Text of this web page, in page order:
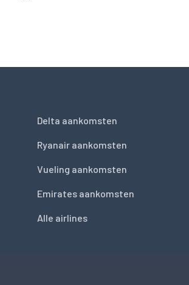
Delta aankomsten
Ryanair aankomsten
Vueling aankomsten
Emirates aankomsten
Alle airlines